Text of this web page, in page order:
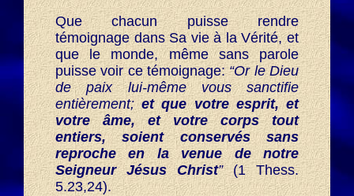
Que chacun puisse rendre
témoignage dans Sa vie à la Vérité, et
que le monde, même sans parole
puisse voir ce témoignage:“Or le Dieu
de paix lui-même vous sanctifie
entièrement;et que votre esprit, et
votre âme, et votre corps tout
entiers, soient conservés sans
reproche en la venue de notre
Seigneur Jésus Christ”(1 Thess.
5.23,24).